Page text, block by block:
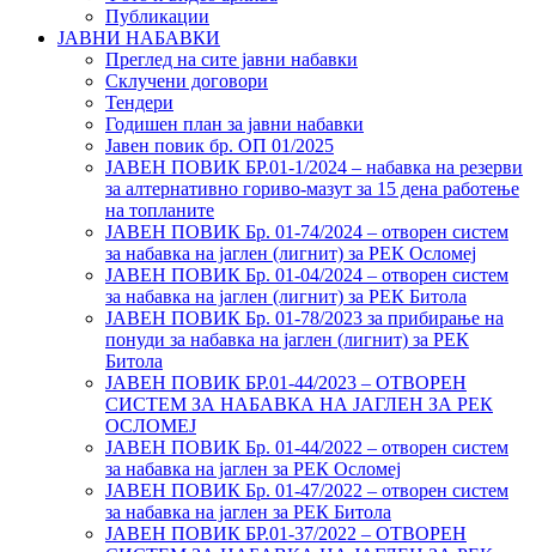
Публикации
ЈАВНИ НАБАВКИ
Преглед на сите јавни набавки
Склучени договори
Тендери
Годишен план за јавни набавки
Јавен повик бр. ОП 01/2025
ЈАВЕН ПОВИК БР.01-1/2024 – набавка на резерви
за алтернативно гориво-мазут за 15 дена работење
на топланите
ЈАВЕН ПОВИК Бр. 01-74/2024 – отворен систем
за набавка на јаглен (лигнит) за РЕК Осломеј
ЈАВЕН ПОВИК Бр. 01-04/2024 – отворен систем
за набавка на јаглен (лигнит) за РЕК Битола
ЈАВЕН ПОВИК Бр. 01-78/2023 за прибирање на
понуди за набавка на јаглен (лигнит) за РЕК
Битола
ЈАВЕН ПОВИК БР.01-44/2023 – ОТВОРЕН
СИСТЕМ ЗА НАБАВКА НА ЈАГЛЕН ЗА РЕК
ОСЛОМЕЈ
ЈАВЕН ПОВИК Бр. 01-44/2022 – отворен систем
за набавка на јаглен за РЕК Осломеј
ЈАВЕН ПОВИК Бр. 01-47/2022 – отворен систем
за набавка на јаглен за РЕК Битола
ЈАВЕН ПОВИК БР.01-37/2022 – ОТВОРЕН